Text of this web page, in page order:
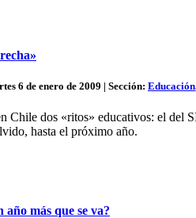
6 de enero de 2009 | Sección: Educación
Chile dos «ritos» educativos: el del
hasta el próximo año.
más que se va?